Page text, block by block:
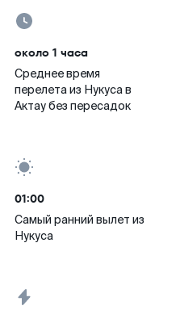
около 1 часа
Среднее время
перелета из Нукуса в
Актау без пересадок
01:00
Самый ранний вылет из
Нукуса